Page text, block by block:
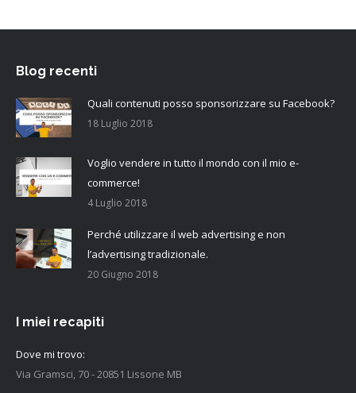
Blog recenti
Quali contenuti posso sponsorizzare su Facebook?
18 Luglio 2018
Voglio vendere in tutto il mondo con il mio e-
commerce!
4 Luglio 2018
Perché utilizzare il web advertising e non
l’advertising tradizionale.
20 Giugno 2018
I miei recapiti
Dove mi trovo:
Via Gramsci, 70 - 20851 Lissone MB